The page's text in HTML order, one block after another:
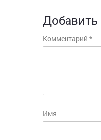
Комментарий *
Имя